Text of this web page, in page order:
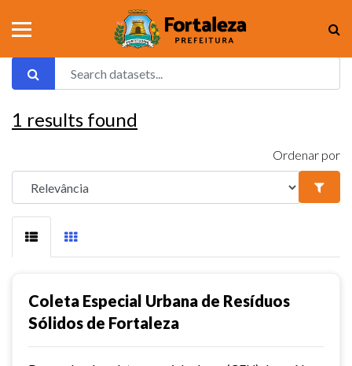
1 results found
Ordenar por
Coleta Especial Urbana de Resíduos
Sólidos de Fortaleza